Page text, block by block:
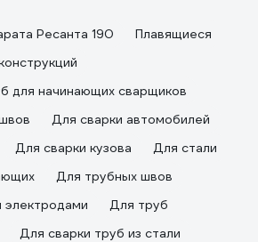
Ресанта 190
Плавящиеся
для начинающих сварщиков
Для сварки автомобилей
Для сварки кузова
Для стали
Для трубных швов
Для труб
Для сварки труб из стали